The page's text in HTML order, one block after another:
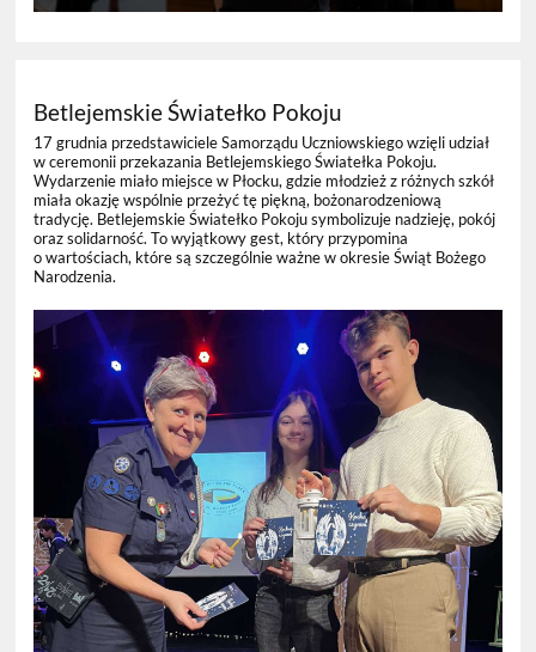
Betlejemskie Światełko Pokoju
17 grudnia przedstawiciele Samorządu Uczniowskiego wzięli udział
w ceremonii przekazania Betlejemskiego Światełka Pokoju.
Wydarzenie miało miejsce w Płocku, gdzie młodzież z różnych szkół
miała okazję wspólnie przeżyć tę piękną, bożonarodzeniową
tradycję. Betlejemskie Światełko Pokoju symbolizuje nadzieję, pokój
oraz solidarność. To wyjątkowy gest, który przypomina
o wartościach, które są szczególnie ważne w okresie Świąt Bożego
Narodzenia.